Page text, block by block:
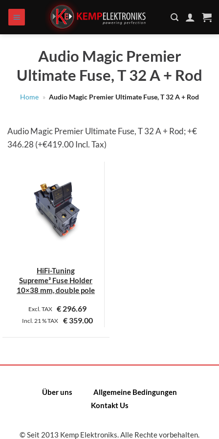
Inhalt
springen
Audio Magic Premier
Ultimate Fuse, T 32 A + Rod
Home » Audio Magic Premier Ultimate Fuse, T 32 A + Rod
Audio Magic Premier Ultimate Fuse, T 32 A + Rod; +€
346.28 (+€419.00 Incl. Tax)
HiFi-Tuning
Supreme³ Fuse Holder
10×38 mm, double pole
Excl. TAX € 296.69
Incl. 21 %TAX € 359.00
Dieses
auf.
Über uns
Allgemeine Bedingungen
Kontakt Us
© Seit 2013 Kemp Elektroniks. Alle Rechte vorbehalten.